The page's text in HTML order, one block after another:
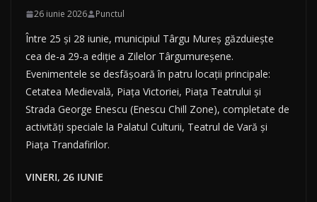
26 iunie 2026 Punctul
Între 25 și 28 iunie, municipiul Târgu Mureș găzduiește
cea de-a 29-a ediție a Zilelor Târgumureșene.
Evenimentele se desfășoară în patru locații principale:
Cetatea Medievală, Piața Victoriei, Piața Teatrului și
Strada George Enescu (Enescu Chill Zone), completate de
activități speciale la Palatul Culturii, Teatrul de Vară și
Piața Trandafirilor.
VINERI, 26 IUNIE